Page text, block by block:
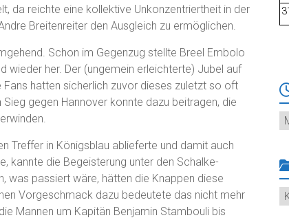
da reichte eine kollektive Unkonzentriertheit in der
Breitenreiter den Ausgleich zu ermöglichen.
Schon im Gegenzug stellte Breel Embolo
wieder her. Der (ungemein erleichterte) Jubel auf
hatten sicherlich zuvor dieses zuletzt so oft
gegen Hannover konnte dazu beitragen, die
Treffer in Königsblau ablieferte und damit auch
kannte die Begeisterung unter den Schalke-
was passiert wäre, hätten die Knappen diese
Vorgeschmack dazu bedeutete das nicht mehr
Mannen um Kapitän Benjamin Stambouli bis